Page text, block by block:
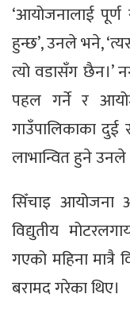
‘आयोजनालाई पूर्ण
हुन्छ’, उनले भने,
त्यो वडासँग छैन।’
पहल गर्ने र
गाउँपालिकाका
लाभान्वित हुने उनले
सिँचाइ आयोजना
विद्युतीय
गएको महिना मात्रै
बरामद गरेका थिए।